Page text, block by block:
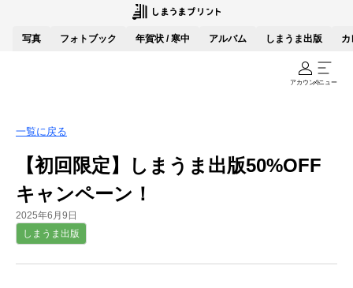
写真 フォトブック 年賀状 / 寒中 アルバム しまうま出版 カ
アカウントメニュー
一覧に戻る
【初回限定】しまうま出版50%OFF
キャンペーン！
2025年6月9日
しまうま出版